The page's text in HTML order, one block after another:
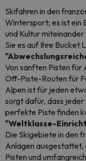
Skifahren in den
Wintersport; es ist ein
und Kultur
Sie es auf Ihre Bucket
Von sanften Pisten für
Off-Piste-Routen für
Alpen ist für jeden
sorgt dafür, dass
perfekte Piste finden
"Weltklasse-
Die Skigebiete in den
Anlagen
Pisten und